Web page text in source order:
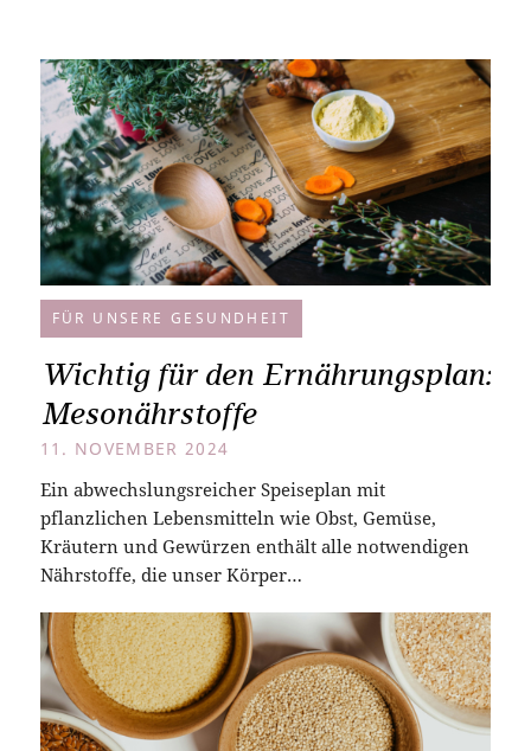
FÜR UNSERE GESUNDHEIT
Wichtig für den Ernährungsplan:
Mesonährstoffe
11. NOVEMBER 2024
Ein abwechslungsreicher Speiseplan mit
pflanzlichen Lebensmitteln wie Obst, Gemüse,
Kräutern und Gewürzen enthält alle notwendigen
Nährstoffe, die unser Körper…